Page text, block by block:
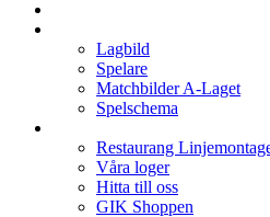
Lagbild
Spelare
Matchbilder A-Laget
Spelschema
Restaurang
Våra loger
Hitta till oss
GIK Shoppen